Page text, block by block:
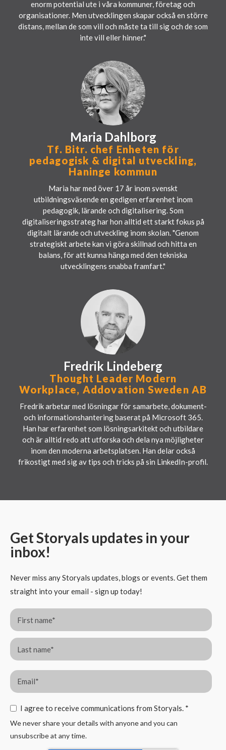
enorm potential ute i våra kommuner, företag och
organisationer. Men utvecklingen skapar också en större
distans, mellan de som vill och måste ta till sig och de som
inte vill eller hinner."
Maria Dahlborg
Tf. Bitr. chef Enheten för
pedagogisk & digital utveckling,
Haninge kommun
Maria har med över 17 år inom svenskt
utbildningsväsende en gedigen erfarenhet inom
pedagogik, lärande och digitalisering. Som
digitaliseringsstrateg har hon alltid ett starkt fokus på
digitalt lärande och utveckling inom skolan. "Genom
strategiskt arbete kan vi göra skillnad och hitta en
balans, för att kunna hänga med den tekniska
utvecklingens snabba framfart."
Fredrik Lindeberg
Thought Leader Modern
Workplace, Addovation Sweden AB
Fredrik arbetar med lösningar för samarbete, dokument-
och informationshantering baserat på Microsoft 365.
Han har erfarenhet som lösningsarkitekt och utbildare
och är alltid redo att utforska och dela nya möjligheter
inom den moderna arbetsplatsen. Han delar också
frikostigt med sig av tips och tricks på sin LinkedIn-profil.
Get Storyals updates in your
inbox!
Never miss any Storyals updates, blogs or events. Get them
straight into your email - sign up today!
I agree to receive communications from Storyals. *
We never share your details with anyone and you can
unsubscribe at any time.